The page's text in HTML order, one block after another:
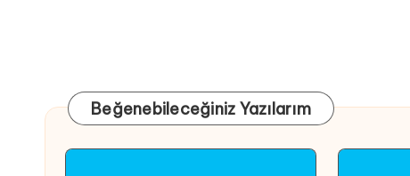
Beğenebileceğiniz Yazılarım